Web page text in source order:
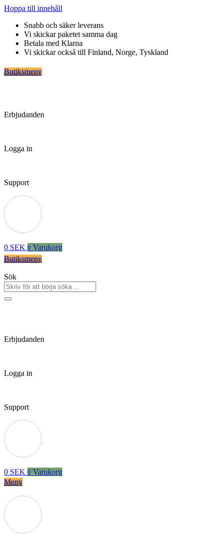
Hoppa till innehåll
Snabb och säker leverans
Vi skickar paketet samma dag
Betala med Klarna
Vi skickar också till Finland, Norge, Tyskland
Butiksmeny
Erbjudanden
Logga in
Support
0 SEK 0 Varukorg
Butiksmeny
Sök
Erbjudanden
Logga in
Support
0 SEK 0 Varukorg
Meny